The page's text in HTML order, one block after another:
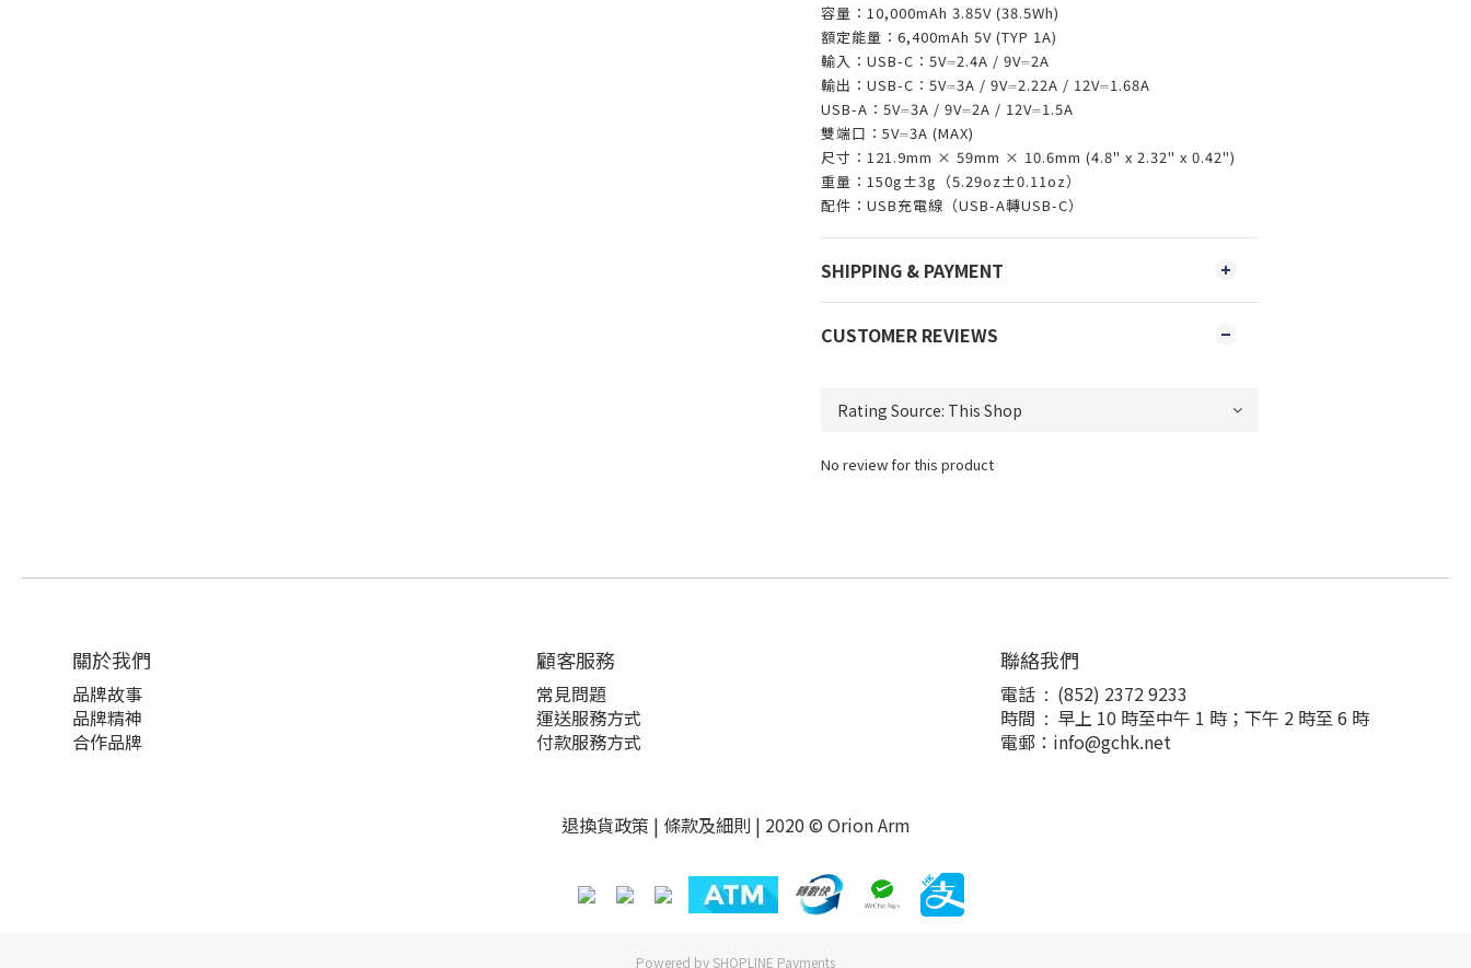
容量：10,000mAh 3.85V (38.5Wh)
額定能量：6,400mAh 5V (TYP 1A)
輸入：USB-C：5V⎓2.4A / 9V⎓2A
輸出：USB-C：5V⎓3A / 9V⎓2.22A / 12V⎓1.68A
USB-A：5V⎓3A / 9V⎓2A / 12V⎓1.5A
雙端口：5V⎓3A (MAX)
尺寸：121.9mm × 59mm × 10.6mm (4.8" x 2.32" x 0.42")
重量：150g±3g（5.29oz±0.11oz）
配件：USB充電線（USB-A轉USB-C）
SHIPPING & PAYMENT
CUSTOMER REVIEWS
No review for this product
關於我們
品牌故事
品牌精神
合作品牌
顧客服務
常見問題
運送服務方式
付款服務方式
聯絡我們
電話 : (852) 2372 9233
時間 : 早上 10 時至中午 1 時；下午 2 時至 6 時
電郵：info@gchk.net
退換貨政策 | 條款及細則 | 2020 © Orion Arm
Powered by SHOPLINE Payments